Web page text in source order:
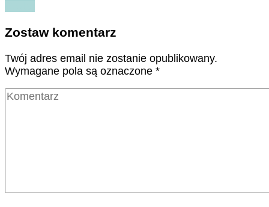
Zostaw komentarz
Twój adres email nie zostanie opublikowany.
Wymagane pola są oznaczone *